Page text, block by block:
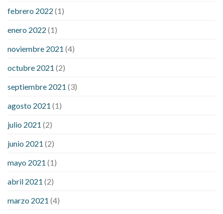
febrero 2022 (1)
enero 2022 (1)
noviembre 2021 (4)
octubre 2021 (2)
septiembre 2021 (3)
agosto 2021 (1)
julio 2021 (2)
junio 2021 (2)
mayo 2021 (1)
abril 2021 (2)
marzo 2021 (4)